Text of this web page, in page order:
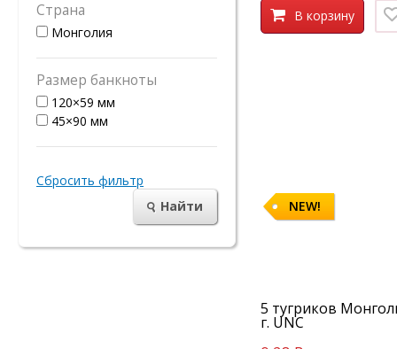
Страна
Монголия
Размер банкноты
120×59 мм
45×90 мм
Сбросить фильтр
Найти
В корзину
NEW!
5 тугриков
г. UNC